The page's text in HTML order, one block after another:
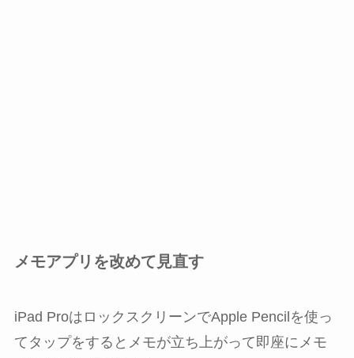
メモアプリを改めて見直す
iPad ProはロックスクリーンでApple Pencilを使っ
てタップをするとメモが立ち上がって即座にメモ